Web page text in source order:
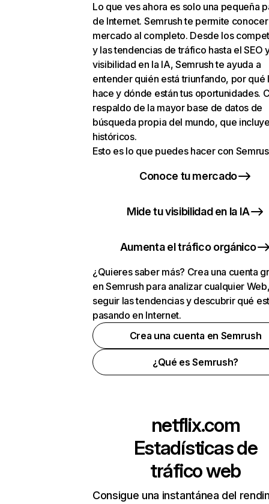
Lo que ves ahora es solo una pequeña
de Internet. Semrush te permite
mercado al completo. Desde los
y las tendencias de tráfico hasta el SEO
visibilidad en la IA, Semrush te ayuda a
entender quién está triunfando, por qué
hace y dónde están tus oportunidades.
respaldo de la mayor base de datos de
búsqueda propia del mundo, que
históricos.
Esto es lo que puedes hacer con
Conoce tu mercado
Mide tu visibilidad en la IA
Aumenta el tráfico orgánico
¿Quieres saber más? Crea una cuenta
en Semrush para analizar cualquier
seguir las tendencias y descubrir qué
pasando en Internet.
Crea una cuenta en Semrush
¿Qué es Semrush?
netflix.com
Estadísticas de
tráfico web
Consigue una instantánea del